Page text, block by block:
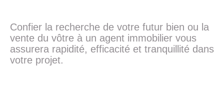
Confier la recherche de votre futur bien ou la
vente du vôtre à un agent immobilier vous
assurera rapidité, efficacité et tranquillité dans
votre projet.